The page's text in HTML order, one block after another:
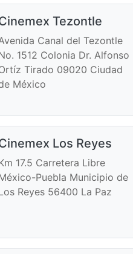
Tezontle
Canal del Tezontle
1512 Colonia Dr. Alfonso
Tirado 09020 Ciudad
México
Los Reyes
17.5 Carretera Libre
Puebla Municipio de
Reyes 56400 La Paz